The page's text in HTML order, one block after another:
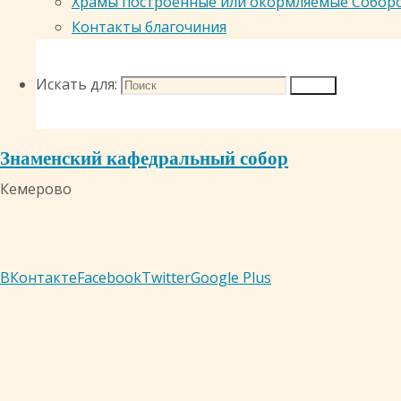
Контакты благочиния
Искать для:
Знаменский кафедральный собор
Кемерово
ВКонтактеFacebookTwitterGoogle Plus